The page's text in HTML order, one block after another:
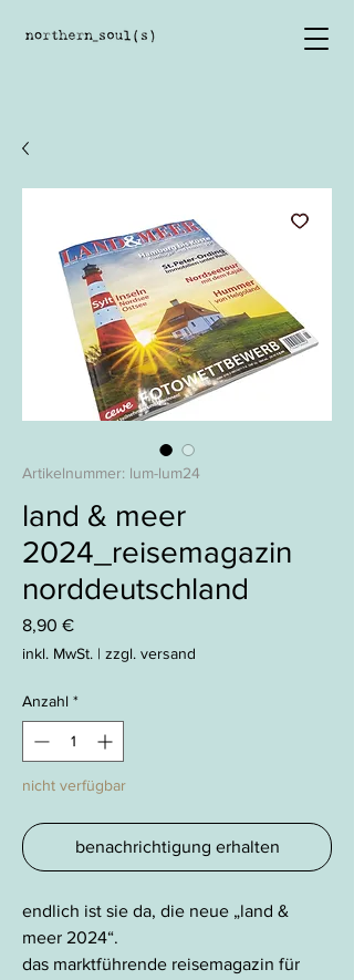
Artikelnummer: lum-lum24
land & meer
2024_reisemagazin
norddeutschland
8,90 €Preis
inkl. MwSt. | zzgl. versand
Anzahl *
nicht verfügbar
benachrichtigung erhalten
endlich ist sie da, die neue „land &
meer 2024“.
das marktführende reisemagazin für